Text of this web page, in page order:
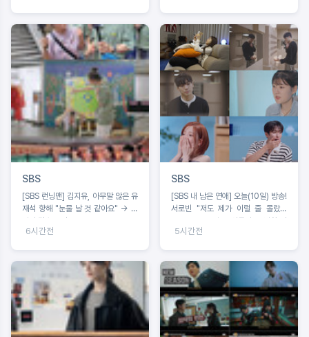
SBS
[SBS 런닝맨] 김지유, 아무말 않은 유
재석 향해 "눈물 날 것 같아요" → 유
라인 탑승 도전!
6시간전
SBS
[SBS 내 남은 연애] 오늘(10일) 방송!
서로빈 "저도 제가 이럴 줄 몰랐어
요"… MC들 일동 ‘입틀막’ 유발한 반
전 선택
5시간전